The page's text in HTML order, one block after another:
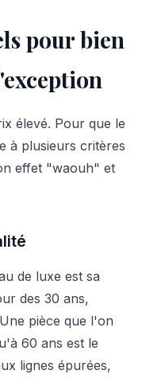
pour bien
élevé. Pour que le
à plusieurs critères
effet "waouh" et
de luxe est sa
des 30 ans,
pièce que l'on
60 ans est le
lignes épurées,